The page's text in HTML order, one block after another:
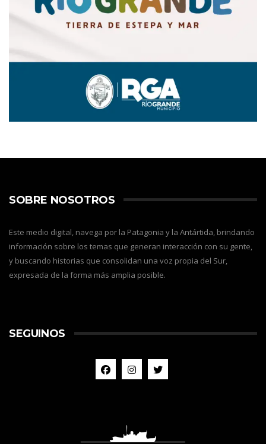
SOBRE NOSOTROS
Este medio digital, navega por la Patagonia y la Antártida, brindando
información sobre los temas que generan interacción con su gente,
y buscando historias que consolidan una voz propia del Sur,
expresada de la forma más amplia posible.
SEGUINOS